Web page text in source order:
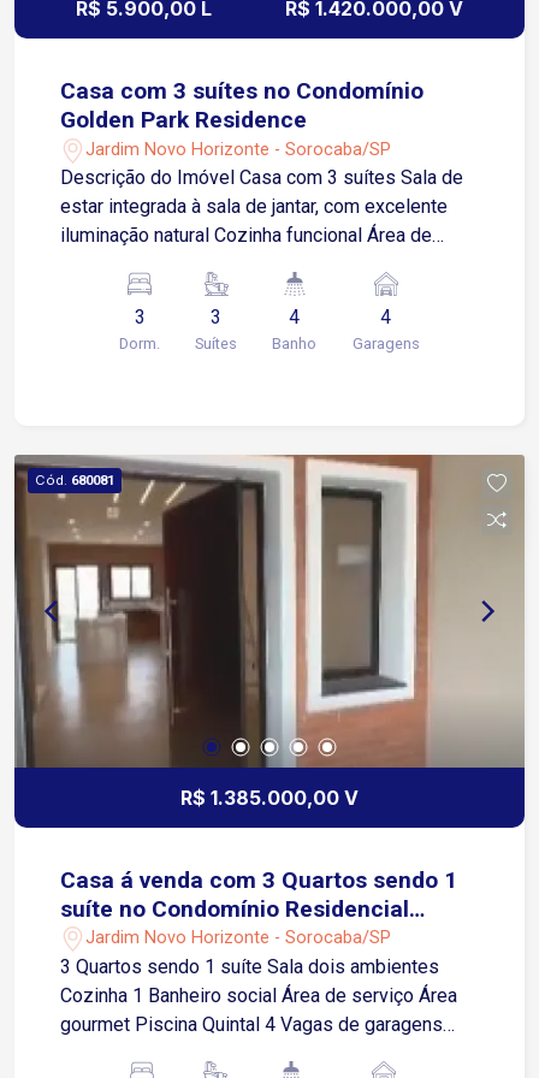
R$ 5.900,00 L R$ 1.420.000,00 V
Casa com 3 suítes no Condomínio
Golden Park Residence
Jardim Novo Horizonte - Sorocaba/SP
Descrição do Imóvel Casa com 3 suítes Sala de
estar integrada à sala de jantar, com excelente
iluminação natural Cozinha funcional Área de
churrasqueira, ideal para momentos de lazer 4
vagas de garagem, sendo: 2 cobertas 2
descobertas Imóvel será locado sem os móveis
churrasqueira Lago Áreas verdes bem cuidadas,
ideais para lazer e contato com a natureza
Localização A poucos metros da Rodovia
Emerenciano Prestes de Barros
Aproximadamente 2 minutos do Supermercado
Super José Cerca de 4 minutos da Estrada
Dinorah Região com ampla oferta de comércios,
serviços e conveniências Fácil acesso às
principais vias da cidade
3
Dorm.
3
Suítes
4
Banho
4
Garagens
Cód. 680081
R$ 1.385.000,00 V
Casa á venda com 3 Quartos sendo 1
suíte no Condomínio Residencial
Reserva Ipanema em Sorocaba -SP
Jardim Novo Horizonte - Sorocaba/SP
3 Quartos sendo 1 suíte Sala dois ambientes
Cozinha 1 Banheiro social Área de serviço Área
gourmet Piscina Quintal 4 Vagas de garagens